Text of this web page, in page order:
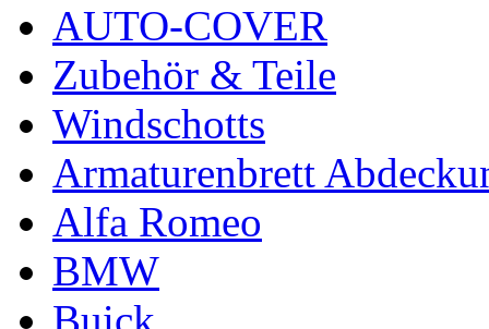
AUTO-COVER
Zubehör & Teile
Windschotts
Armaturenbrett
Alfa Romeo
BMW
Buick